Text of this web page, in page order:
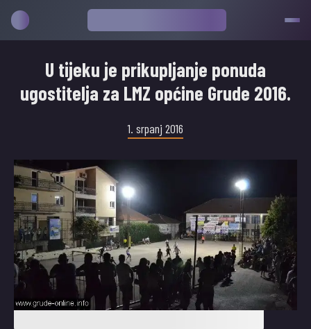
U tijeku je prikupljanje ponuda
ugostitelja za LMZ općine Grude 2016.
1. srpanj 2016